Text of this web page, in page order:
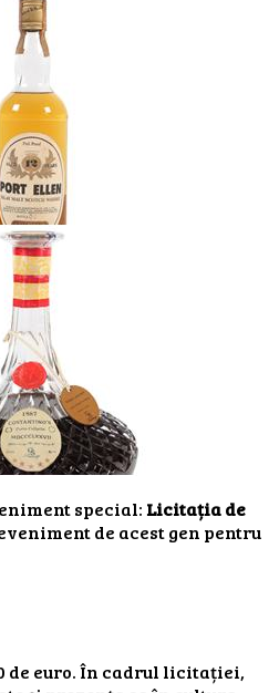
special: Licitația de
de acest gen pentru
de euro. În cadrul licitației,